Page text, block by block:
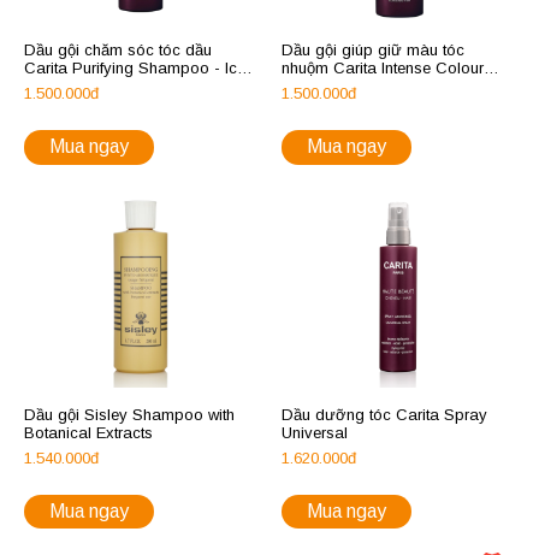
Dầu gội chăm sóc tóc dầu
Carita Purifying Shampoo - Icy
Gel
1.500.000đ
Mua ngay
Dầu gội giúp giữ màu tóc
nhuộm Carita Intense Colour
Shampoo Rose Caress
1.500.000đ
Mua ngay
Dầu gội Sisley Shampoo with
Botanical Extracts
1.540.000đ
Mua ngay
Dầu dưỡng tóc Carita Spray
Universal
1.620.000đ
Mua ngay